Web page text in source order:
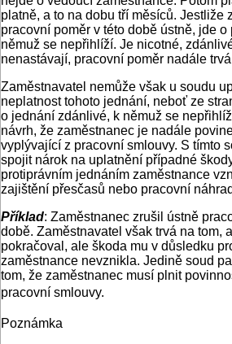
platně, a to na dobu tří měsíců. Jestliže
pracovní poměr v této době ústně, jde
němuž se nepřihlíží. Je nicotné,
nenastávají, pracovní poměr nadále
Zaměstnavatel nemůže však u soudu
neplatnost tohoto jednání, neboť ze
o jednání zdánlivé, k němuž se
návrh, že zaměstnanec je nadále
vyplývající z pracovní smlouvy. S tímto
spojit nárok na uplatnění případné
protiprávním jednáním zaměstnance
zajištění přesčasů nebo pracovní
Příklad: Zaměstnanec zrušil ústně
době. Zaměstnavatel však trvá na tom,
pokračoval, ale škoda mu v důsledku
zaměstnance nevznikla. Jedině soud
tom, že zaměstnanec musí plnit
pracovní smlouvy.
Poznámka